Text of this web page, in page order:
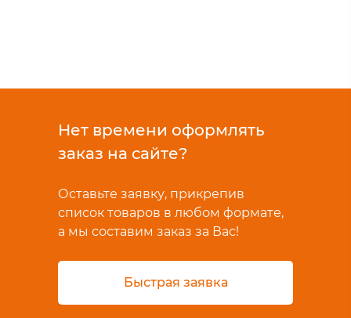
Нет времени оформлять
заказ на сайте?
Оставьте заявку, прикрепив
список товаров в любом формате,
а мы составим заказ за Вас!
Быстрая заявка